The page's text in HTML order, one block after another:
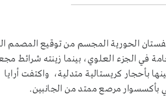
الحورية المجسم من توقيع المصمم
في الجزء العلوي، بينما زينته شرائط
بأحجار كريستالية متدلية، واكتفت أرايا
بأكسسوار مرصع ممتد من الجانبين.